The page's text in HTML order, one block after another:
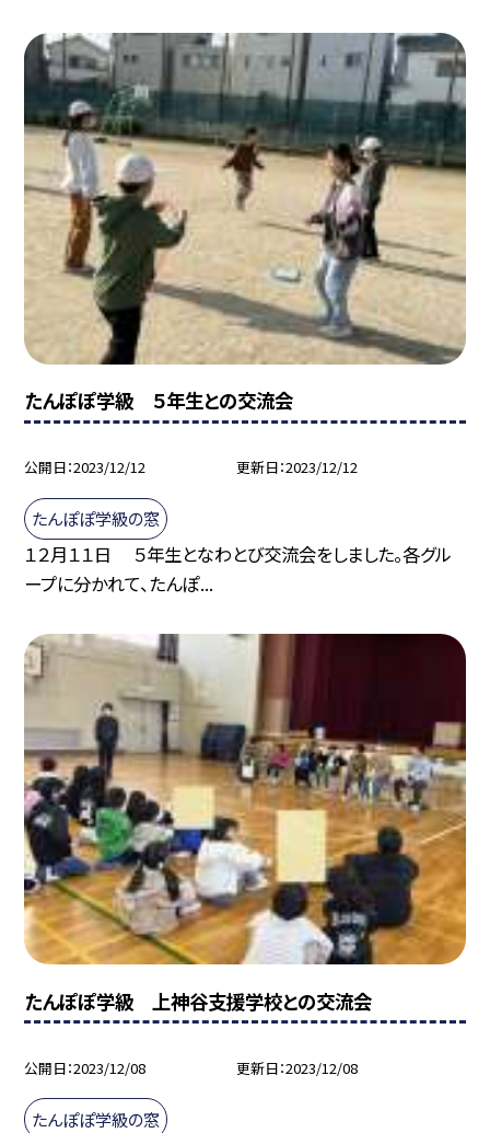
たんぽぽ学級 ５年生との交流会
公開日 2023/12/12 更新日 2023/12/12
たんぽぽ学級の窓
１２月１１日 ５年生となわとび交流会をしました。各グル
ープに分かれて、たんぽ...
たんぽぽ学級 上神谷支援学校との交流会
公開日 2023/12/08 更新日 2023/12/08
たんぽぽ学級の窓